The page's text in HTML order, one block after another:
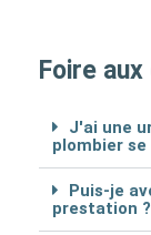
Foire
J'ai une
plombier
Puis-je
prestation ?